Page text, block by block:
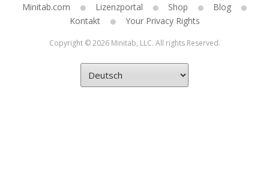
Minitab.com Lizenzportal Shop
Blog
Kontakt
Your Privacy Rights
Copyright © 2026 Minitab, LLC. All rights Reserved.